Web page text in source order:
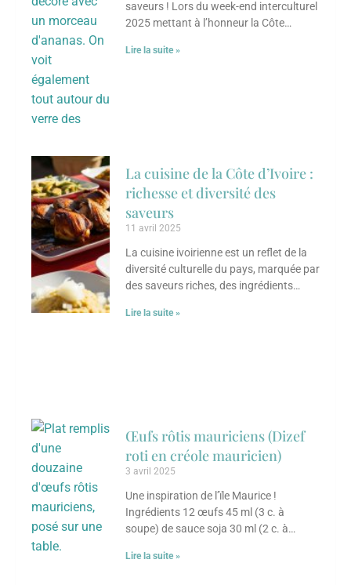
saveurs ! Lors du week-end interculturel
2025 mettant à l’honneur la Côte
particulièrement charmé les
Lire la suite »
La cuisine de la Côte d’Ivoire :
richesse et diversité des
saveurs
11 avril 2025
La cuisine ivoirienne est un reflet de la
diversité culturelle du pays, marquée par
des saveurs riches, des ingrédients
Lire la suite »
Œufs rôtis mauriciens (Dizef
roti en créole mauricien)
3 avril 2025
Une inspiration de l’ïle Maurice !
Ingrédients 12 œufs 45 ml (3 c. à
soupe) de sauce soja 30 ml (2 c. à
Lire la suite »